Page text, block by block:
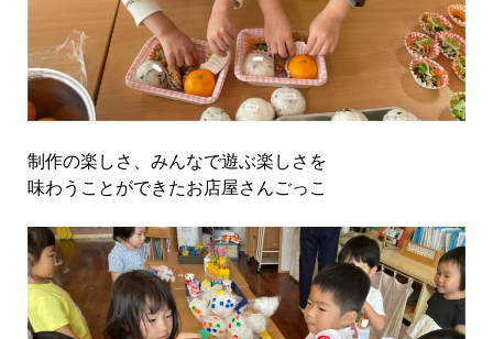
制作の楽しさ、みんなで遊ぶ楽しさを
味わうことができたお店屋さんごっこ